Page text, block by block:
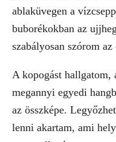
ablaküvegen a
buborékokban az
szabályosan szórom az
A kopogást hallgatom,
megannyi egyedi
az összképe.
lenni akartam, ami